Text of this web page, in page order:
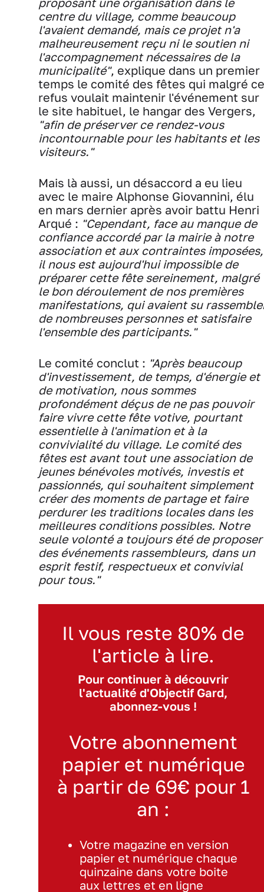
centre du village, comme beaucoup
l'avaient demandé, mais ce projet n'a
malheureusement reçu ni le soutien ni
l'accompagnement nécessaires de la
municipalité", explique dans un premier
temps le comité des fêtes qui malgré ce
refus voulait maintenir l'événement sur
le site habituel, le hangar des Vergers,
"afin de préserver ce rendez-vous
incontournable pour les habitants et les
visiteurs."
Mais là aussi, un désaccord a eu lieu
avec le maire Alphonse Giovannini, élu
en mars dernier après avoir battu Henri
Arqué : "Cependant, face au manque de
confiance accordé par la mairie à notre
association et aux contraintes imposées,
il nous est aujourd'hui impossible de
préparer cette fête sereinement, malgré
le bon déroulement de nos premières
manifestations, qui avaient su
de nombreuses personnes et satisfaire
l'ensemble des participants."
Le comité conclut : "Après beaucoup
d'investissement, de temps, d'énergie et
de motivation, nous sommes
profondément déçus de ne pas pouvoir
faire vivre cette fête votive, pourtant
essentielle à l'animation et à la
convivialité du village. Le comité des
fêtes est avant tout une association de
jeunes bénévoles motivés, investis et
passionnés, qui souhaitent simplement
créer des moments de partage et faire
perdurer les traditions locales dans les
meilleures conditions possibles. Notre
seule volonté a toujours été de proposer
des événements rassembleurs, dans un
esprit festif, respectueux et convivial
pour tous."
Il vous reste 80% de
l'article à lire.
Pour continuer à découvrir
l'actualité d'Objectif Gard,
abonnez-vous !
Votre abonnement
papier et numérique
à partir de 69€ pour 1
an :
Votre magazine en version
papier et numérique chaque
quinzaine dans votre boite
aux lettres et en ligne